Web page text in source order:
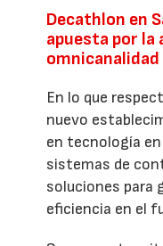
Decathlon en
apuesta por la
omnicanalidad
En lo que
nuevo
en tecnología
sistemas de
soluciones para
eficiencia en el